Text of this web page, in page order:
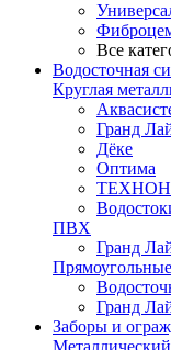
Все
Водосточная
Круглая
Гранд
Дёке
Оптима
ПВХ
Гранд
Гранд
Заборы и